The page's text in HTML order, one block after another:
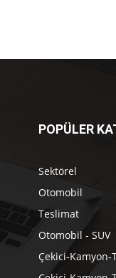
POPÜLER
Sektörel
Otomobil
Teslimat
Otomobil - SUV
Çekici-Kamyon-